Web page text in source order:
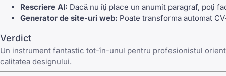
Rescriere AI: Dacă nu îți place un anumit paragraf, poți
Generator de site-uri web: Poate transforma automat
Verdict
Un instrument fantastic tot-în-unul pentru profesionistul
calitatea designului.